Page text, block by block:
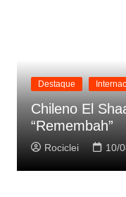
Destaque
Chileno El
“Remembah”
Rociclei 10/